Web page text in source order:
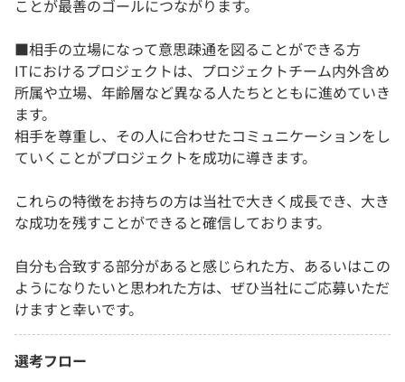
ことが最善のゴールにつながります。
■相手の立場になって意思疎通を図ることができる方
ITにおけるプロジェクトは、プロジェクトチーム内外含め
所属や立場、年齢層など異なる人たちとともに進めていき
ます。
相手を尊重し、その人に合わせたコミュニケーションをし
ていくことがプロジェクトを成功に導きます。
これらの特徴をお持ちの方は当社で大きく成長でき、大き
な成功を残すことができると確信しております。
自分も合致する部分があると感じられた方、あるいはこの
ようになりたいと思われた方は、ぜひ当社にご応募いただ
けますと幸いです。
選考フロー